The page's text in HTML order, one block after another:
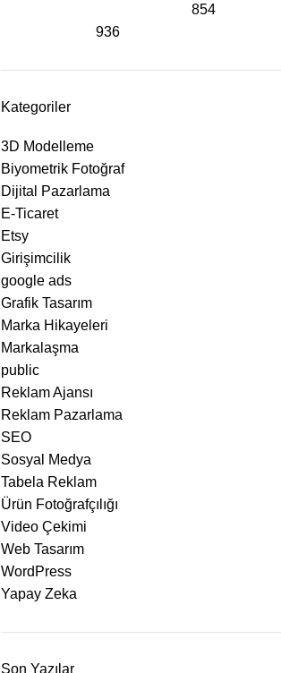
936
854
Kategoriler
3D Modelleme
Biyometrik Fotoğraf
Dijital Pazarlama
E-Ticaret
Etsy
Girişimcilik
google ads
Grafik Tasarım
Marka Hikayeleri
Markalaşma
public
Reklam Ajansı
Reklam Pazarlama
SEO
Sosyal Medya
Tabela Reklam
Ürün Fotoğrafçılığı
Video Çekimi
Web Tasarım
WordPress
Yapay Zeka
Son Yazılar